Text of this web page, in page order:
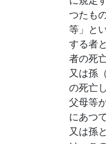
つたも
等」と
する者
者の死
又は孫
の死亡
父母等
にあつ
又は孫